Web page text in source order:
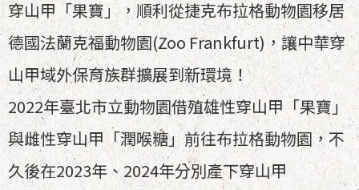
穿山甲「果寶」，順利從捷克布拉格動物園移居
德國法蘭克福動物園(Zoo Frankfurt)，讓中華穿
山甲域外保育族群擴展到新環境！
2022年臺北市立動物園借殖雄性穿山甲「果寶」
與雌性穿山甲「潤喉糖」前往布拉格動物園，不
久後在2023年、2024年分別產下穿山甲